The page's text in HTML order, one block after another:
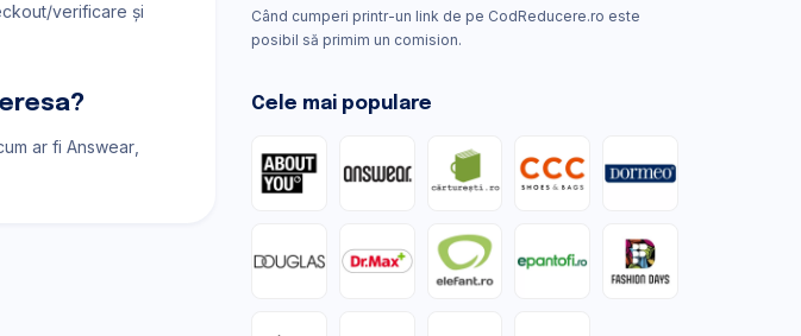
verificare și
ar fi Answear
Când cumperi printr-un link de pe CodReducere.ro este
posibil să primim un comision.
Cele mai populare